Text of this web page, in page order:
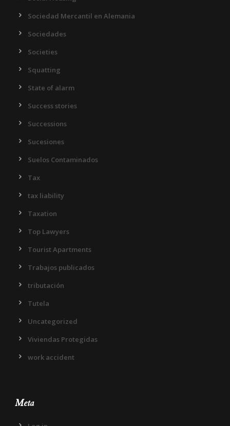
Sociedad Mercantil en Alemania
Sociedades
Societies
Squatting
State of alarm
Success stories
Successions
Sucesiones
Suelos Contaminados
Tax
tax liability
Taxation
Top Lawyers
Tourist Apartments
Trabajos publicados
tributación
Tutela
Uncategorized
Viviendas Protegidas
work accident
Meta